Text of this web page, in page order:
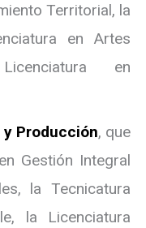
Territorial, la
en Artes
en
Producción, que
Gestión Integral
la Tecnicatura
la Licenciatura